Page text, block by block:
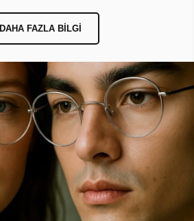
DAHA FAZLA BILGI